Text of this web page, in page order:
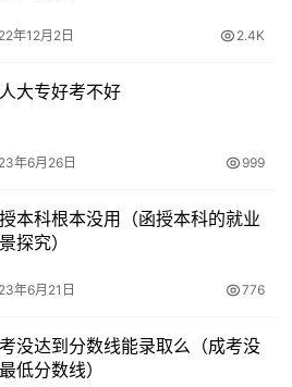
试外，东莞市还提供其他考试报名
年1月高等教育自学考试将于1月7
在规定时间内进行报名和报考。
他相关考试的报名服务。希望对需
年12月2日 2.4K
大专好考不好
年6月26日 999
本科根本没用（函授本科的就业
探究）
年6月21日 776
没达到分数线能录取么（成考没
低分数线）